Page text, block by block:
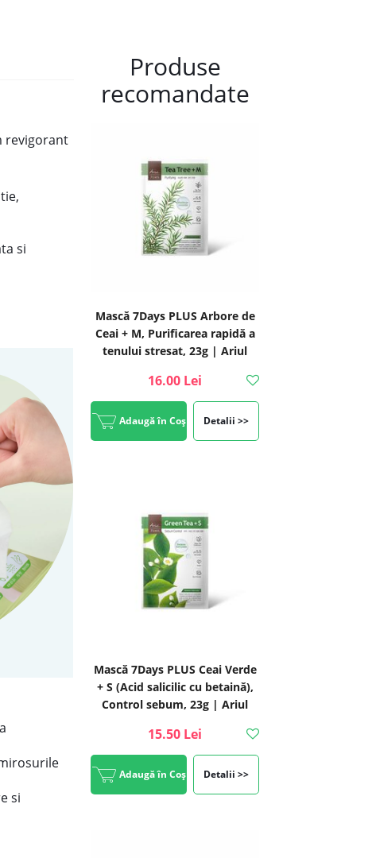
revigorant
si
si
Produse
recomandate
Mască 7Days PLUS Arbore de
Ceai + M, Purificarea rapidă a
tenului stresat, 23g | Ariul
16.00 Lei
Adaugă în Coș Detalii >>
Mască 7Days PLUS Ceai Verde
+ S (Acid salicilic cu betaină),
Control sebum, 23g | Ariul
15.50 Lei
Adaugă în Coș Detalii >>